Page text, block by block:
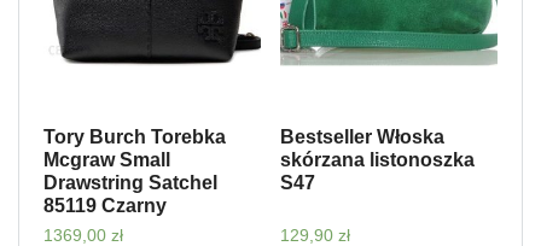
Tory Burch Torebka
Mcgraw Small
Drawstring Satchel
85119 Czarny
1369,00 zł
Bestseller Włoska
skórzana listonoszka
S47
129,90 zł